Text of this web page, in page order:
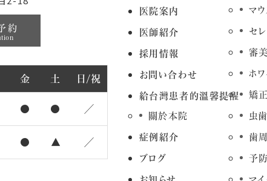
約
金 土 日/祝
● ● ／
● ▲ ／
医院案内
医師紹介
採用情報
お問い合わせ
給台灣患者的溫馨提醒
關於本院
症例紹介
ブログ
マ
セ
審
ホ
矯
虫歯
歯
予